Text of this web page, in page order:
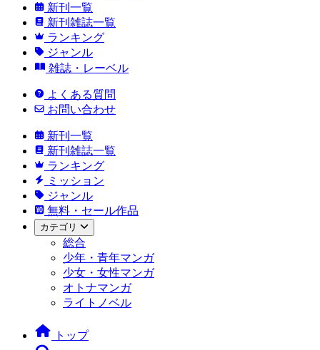
新刊一覧
新刊雑誌一覧
ランキング
ジャンル
雑誌・レーベル
よくある質問
お問い合わせ
新刊一覧
新刊雑誌一覧
ランキング
ミッション
ジャンル
無料・セール作品
カテゴリ
総合
少年・青年マンガ
少女・女性マンガ
オトナマンガ
ライトノベル
トップ